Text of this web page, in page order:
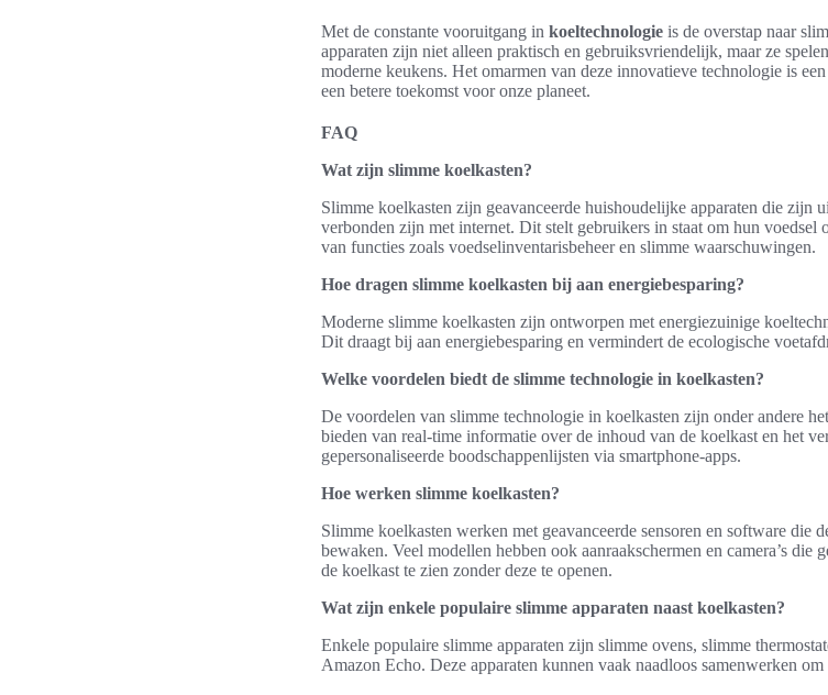
Met de constante vooruitgang in koeltechnologie is de overstap naar
apparaten zijn niet alleen praktisch en gebruiksvriendelijk, maar ze
moderne keukens. Het omarmen van deze innovatieve technologie is
een betere toekomst voor onze planeet.
FAQ
Wat zijn slimme koelkasten?
Slimme koelkasten zijn geavanceerde huishoudelijke apparaten die zijn
verbonden zijn met internet. Dit stelt gebruikers in staat om hun voedsel
van functies zoals voedselinventarisbeheer en slimme waarschuwingen.
Hoe dragen slimme koelkasten bij aan energiebesparing?
Moderne slimme koelkasten zijn ontworpen met energiezuinige
Dit draagt bij aan energiebesparing en vermindert de ecologische
Welke voordelen biedt de slimme technologie in koelkasten?
De voordelen van slimme technologie in koelkasten zijn onder andere
bieden van real-time informatie over de inhoud van de koelkast en het
gepersonaliseerde boodschappenlijsten via smartphone-apps.
Hoe werken slimme koelkasten?
Slimme koelkasten werken met geavanceerde sensoren en software die
bewaken. Veel modellen hebben ook aanraakschermen en camera’s die
de koelkast te zien zonder deze te openen.
Wat zijn enkele populaire slimme apparaten naast koelkasten?
Enkele populaire slimme apparaten zijn slimme ovens, slimme
Amazon Echo. Deze apparaten kunnen vaak naadloos samenwerken